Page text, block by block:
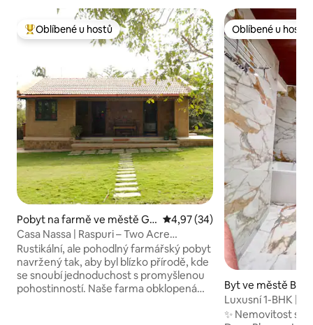
Nejlepší v kategorii Oblíbené u hostů
Oblíbené u hostů
Pobyt na farmě ve městě Go
ttige Halli
Průměrné hodnocení 4,97 z 5,
4,97 (34)
Casa Nassa | Raspuri – Two Acre
Farmstay v BLR
Rustikální, ale pohodlný farmářský pobyt
navržený tak, aby byl blízko přírodě, kde
se snoubí jednoduchost s promyšlenou
pohostinností. Naše farma obklopená
Oblíbené u hostů
Oblíbené u hostů
Byt ve městě Bílé
Luxusní 1-BHK |
✨ Nemovitost skupiny